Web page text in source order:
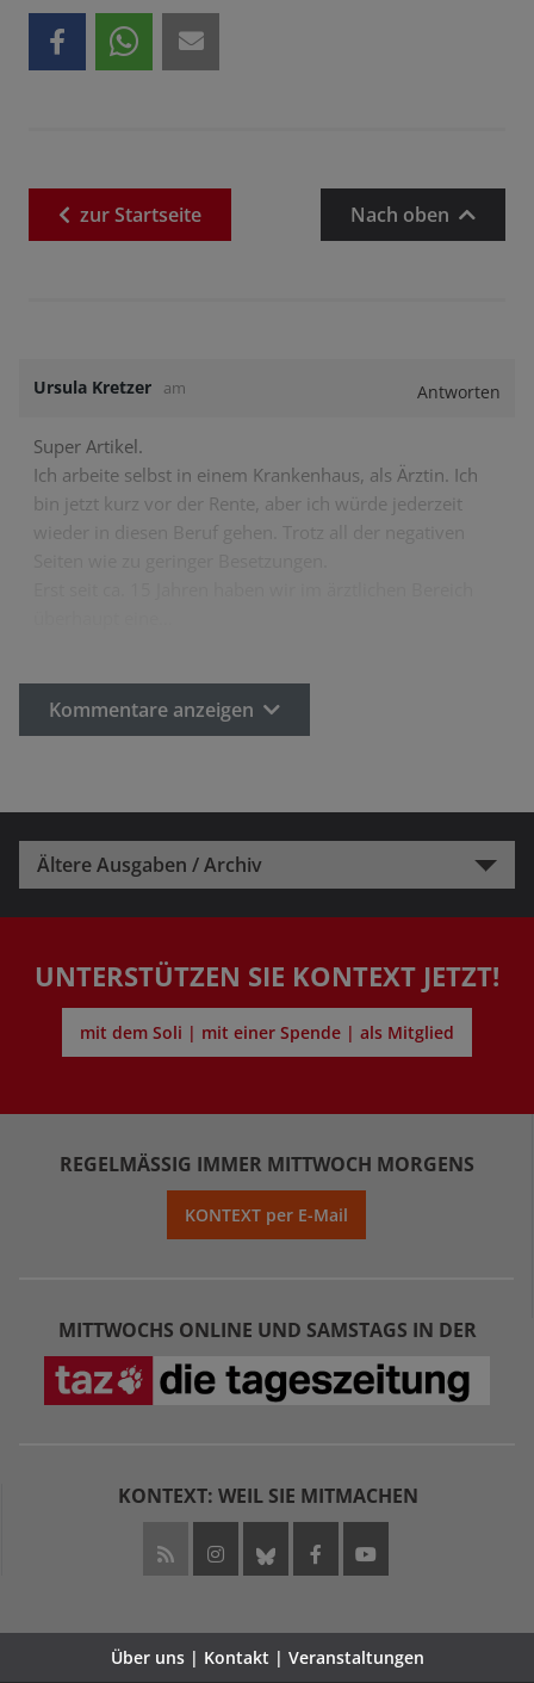
zurStartseite Nach oben
Ursula Kretzer am Antworten
Super Artikel.
Ich arbeite selbst in einem Krankenhaus, als Ärztin. Ich
bin jetzt kurz vor der Rente, aber ich würde jederzeit
Kommentare anzeigen
Ältere Ausgaben / Archiv
UNTERSTÜTZEN SIE KONTEXT JETZT!
mit dem Soli | mit einer Spende | als Mitglied
REGELMÄSSIG IMMER MITTWOCH MORGENS
KONTEXT per E-Mail
MITTWOCHS ONLINE UND SAMSTAGS IN DER
KONTEXT: WEIL SIE MITMACHEN
Über uns | Kontakt | Veranstaltungen